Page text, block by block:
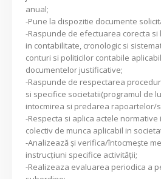
anual;
-Pune la dispozitie documente
-Raspunde de efectuarea corecta
in contabilitate, cronologic si
conturi si politicilor contabile
documentelor justificative;
-Raspunde de respectarea
si specifice societatii(programul de
intocmirea si predarea rapoartelor/
-Respecta si aplica actele
colectiv de munca aplicabil in
-Analizează şi verifica/întocmeşte
instrucţiuni specifice activităţii;
-Realizeaza evaluarea periodica a